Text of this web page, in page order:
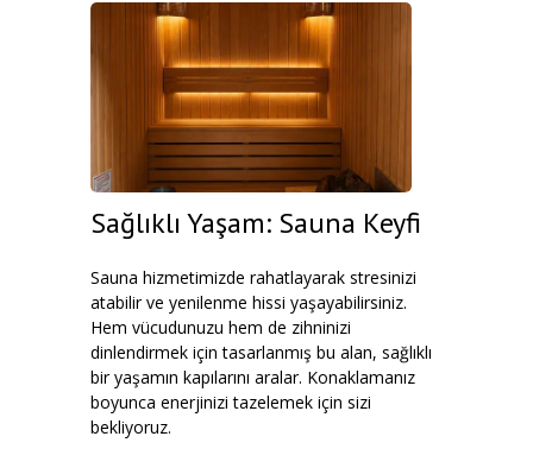
Sağlıklı Yaşam: Sauna Keyfi
Sauna hizmetimizde rahatlayarak stresinizi
atabilir ve yenilenme hissi yaşayabilirsiniz.
Hem vücudunuzu hem de zihninizi
dinlendirmek için tasarlanmış bu alan, sağlıklı
bir yaşamın kapılarını aralar. Konaklamanız
boyunca enerjinizi tazelemek için sizi
bekliyoruz.